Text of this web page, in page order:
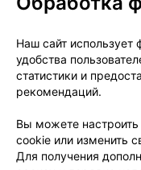
нарушения
повреждения
постоянная
образование
проявляться
рвота).
Наш сайт использует
удобства
статистики и
рекомендаций.
Вы можете
cookie или изменить
Для получения